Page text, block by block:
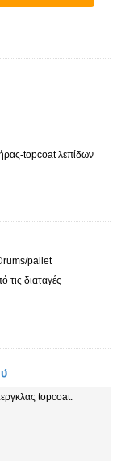
topcoat λεπίδων
pallet
τις διαταγές
topcoat.